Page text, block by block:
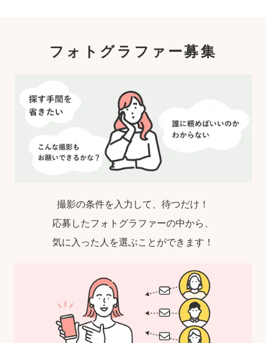
フォトグラファー募集
撮影の条件を入力して、待つだけ！
応募したフォトグラファーの中から、
気に入った人を選ぶことができます！